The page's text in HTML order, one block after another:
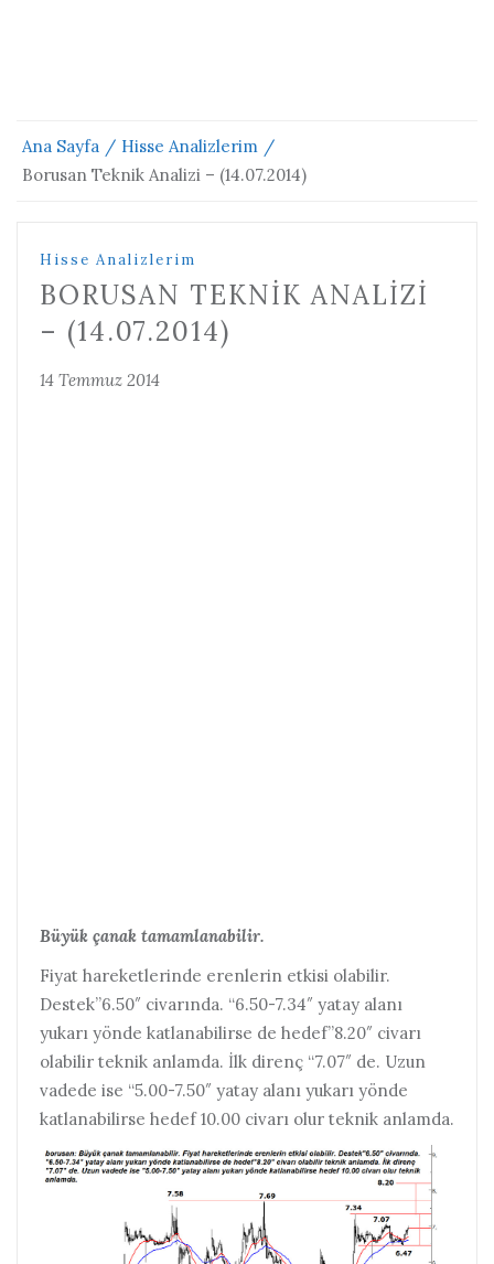
Ana Sayfa
Hisse Analizlerim
Borusan Teknik Analizi – (14.07.2014)
Hisse Analizlerim
BORUSAN TEKNIK ANALIZI
– (14.07.2014)
14 Temmuz 2014
Büyük çanak tamamlanabilir.
Fiyat hareketlerinde erenlerin etkisi olabilir.
Destek”6.50″ civarında. “6.50-7.34″ yatay alanı
yukarı yönde katlanabilirse de hedef”8.20″ civarı
olabilir teknik anlamda. İlk direnç “7.07″ de. Uzun
vadede ise “5.00-7.50″ yatay alanı yukarı yönde
katlanabilirse hedef 10.00 civarı olur teknik anlamda.